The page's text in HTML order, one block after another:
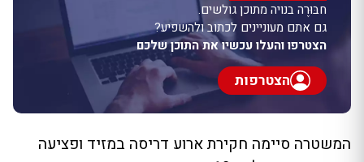
חבּוּרֶה בנויה מתוכן גולשים.
גם אתם מעוניינים לכתוב ולהשפיע?
הצטרפו והעלו עכשיו את התוכן שלכם
הצטרפות
המשטרה סיימה חקירת ארוע דריסה במזיד ופציעה